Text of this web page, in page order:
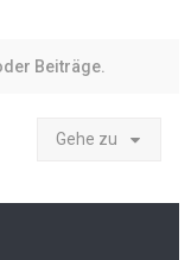
Beiträge.
Gehe zu